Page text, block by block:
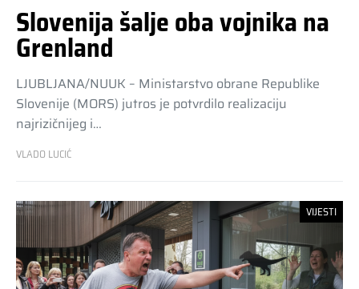
Slovenija šalje oba vojnika na
Grenland
LJUBLJANA/NUUK – Ministarstvo obrane Republike
Slovenije (MORS) jutros je potvrdilo realizaciju
najrizičnijeg i…
VLADO LUCIĆ
VIJESTI